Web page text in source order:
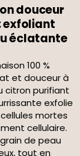
douceur
exfoliant
éclatante
100 %
et douceur à
citron purifiant
exfolie
mortes
cellulaire.
de peau
tout en